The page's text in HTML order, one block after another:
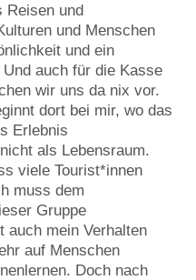
Reisen und
und Menschen
und ein
auch für die Kasse
wir uns da nix vor.
dort bei mir, wo das
Erlebnis
als Lebensraum.
viele Tourist*innen
muss dem
Gruppe
auch mein Verhalten
auf Menschen
Doch nach